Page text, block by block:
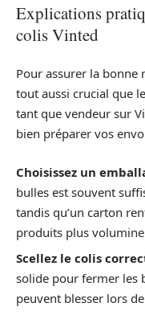
Explications
colis Vinted
Pour assurer la bonne
tout aussi crucial que
tant que vendeur sur
bien préparer vos
Choisissez un
bulles est souvent
tandis qu’un carton
produits plus
Scellez le colis
solide pour fermer les
peuvent blesser lors